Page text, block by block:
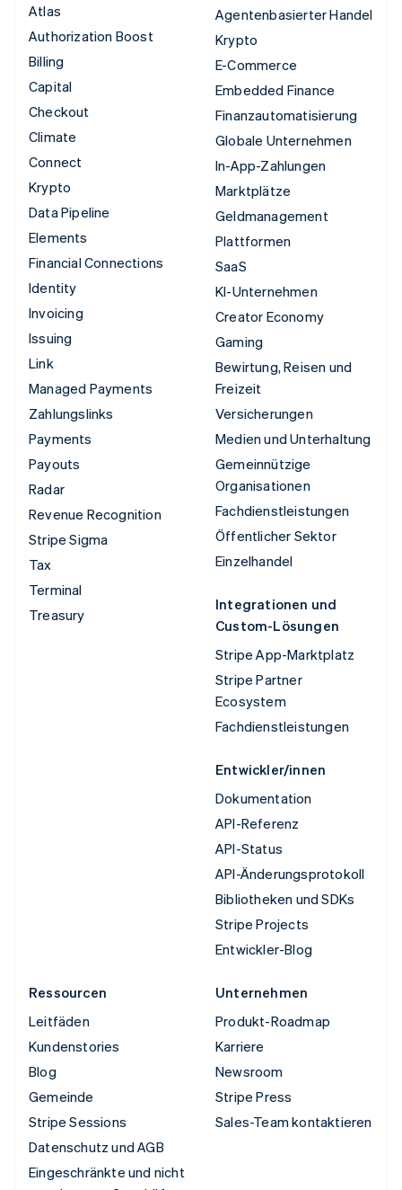
Atlas
Authorization Boost
Billing
Capital
Checkout
Climate
Connect
Krypto
Data Pipeline
Elements
Financial Connections
Identity
Invoicing
Issuing
Link
Managed Payments
Zahlungslinks
Payments
Payouts
Radar
Revenue Recognition
Stripe Sigma
Tax
Terminal
Treasury
Agentenbasierter Handel
Krypto
E-Commerce
Embedded Finance
Finanzautomatisierung
Globale Unternehmen
In-App-Zahlungen
Marktplätze
Geldmanagement
Plattformen
SaaS
KI-Unternehmen
Creator Economy
Gaming
Bewirtung, Reisen und
Freizeit
Versicherungen
Medien und Unterhaltung
Gemeinnützige
Organisationen
Fachdienstleistungen
Öffentlicher Sektor
Einzelhandel
Integrationen und
Custom-Lösungen
Stripe App-Marktplatz
Stripe Partner
Ecosystem
Fachdienstleistungen
Entwickler/innen
Dokumentation
API-Referenz
API-Status
API-Änderungsprotokoll
Bibliotheken und SDKs
Stripe Projects
Entwickler-Blog
Ressourcen
Leitfäden
Kundenstories
Blog
Gemeinde
Stripe Sessions
Datenschutz und AGB
Eingeschränkte und nicht
Unternehmen
Produkt-Roadmap
Karriere
Newsroom
Stripe Press
Sales-Team kontaktieren